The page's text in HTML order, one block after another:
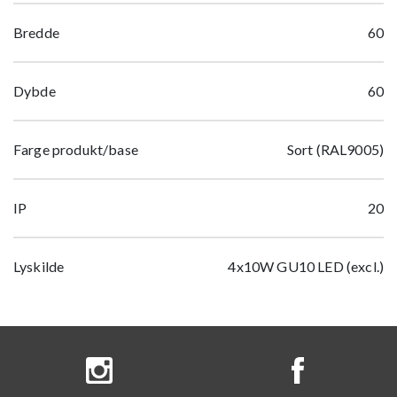
Bredde 60
Dybde 60
Farge produkt/base Sort (RAL9005)
IP 20
Lyskilde 4x10W GU10 LED (excl.)